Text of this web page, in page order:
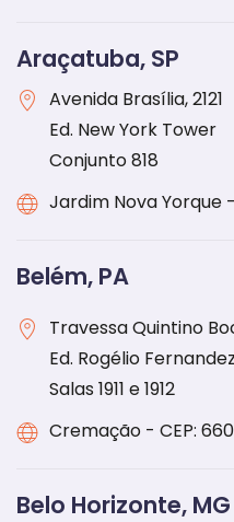
Araçatuba, SP
Avenida Brasília, 2121
Ed. New York Tower
Conjunto 818
Jardim Nova Yorque
Belém, PA
Travessa Quintino
Ed. Rogélio
Salas 1911 e 1912
Cremação - CEP:
Belo Horizonte, MG